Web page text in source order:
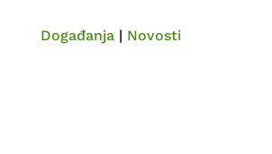
Događanja| Novosti